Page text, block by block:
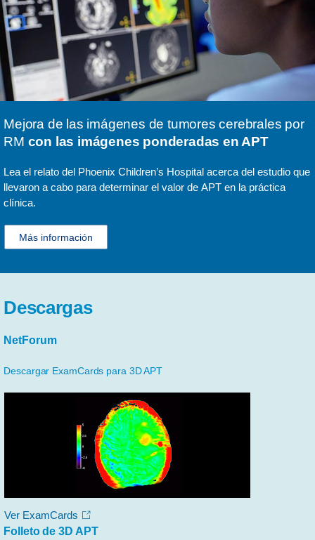
Mejora de las imágenes de tumores cerebrales por
RM con las imágenes ponderadas en APT
Lea el relato del Phoenix Children’s Hospital acerca del estudio que
llevaron a cabo para determinar el valor de APT en la práctica
clínica.
Más información
Descargas
NetForum
Descargar ExamCards para 3D APT
Ver ExamCards
Folleto de 3D APT